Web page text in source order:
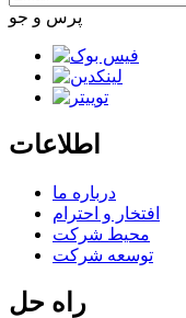
پرس و جو
اطلاعات
درباره ما
افتخار و احترام
محیط شرکت
توسعه شرکت
راه حل